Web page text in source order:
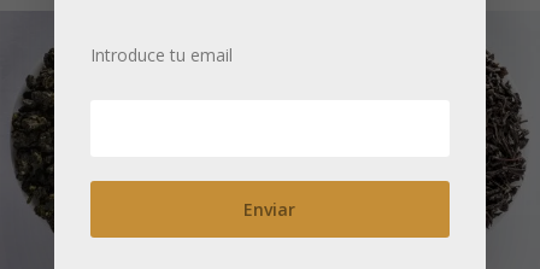
Introduce tu email